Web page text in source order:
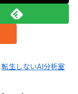
転生しないAI分析室